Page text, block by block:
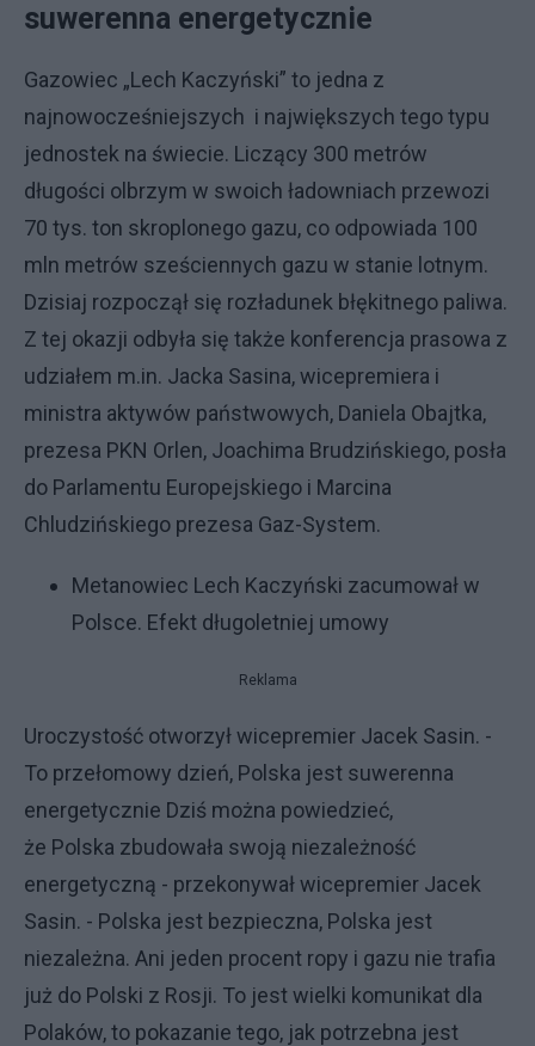
suwerenna energetycznie
Gazowiec „Lech Kaczyński” to jedna z
najnowocześniejszych i największych tego typu
jednostek na świecie. Liczący 300 metrów
długości olbrzym w swoich ładowniach przewozi
70 tys. ton skroplonego gazu, co odpowiada 100
mln metrów sześciennych gazu w stanie lotnym.
Dzisiaj rozpoczął się rozładunek błękitnego paliwa.
Z tej okazji odbyła się także konferencja prasowa z
udziałem m.in. Jacka Sasina, wicepremiera i
ministra aktywów państwowych, Daniela Obajtka,
prezesa PKN Orlen, Joachima Brudzińskiego, posła
do Parlamentu Europejskiego i Marcina
Chludzińskiego prezesa Gaz-System.
Metanowiec Lech Kaczyński zacumował w
Polsce. Efekt długoletniej umowy
Reklama
Uroczystość otworzył wicepremier Jacek Sasin. -
To przełomowy dzień, Polska jest suwerenna
energetycznie Dziś można powiedzieć,
że Polska zbudowała swoją niezależność
energetyczną - przekonywał wicepremier Jacek
Sasin. - Polska jest bezpieczna, Polska jest
niezależna. Ani jeden procent ropy i gazu nie trafia
już do Polski z Rosji. To jest wielki komunikat dla
Polaków, to pokazanie tego, jak potrzebna jest